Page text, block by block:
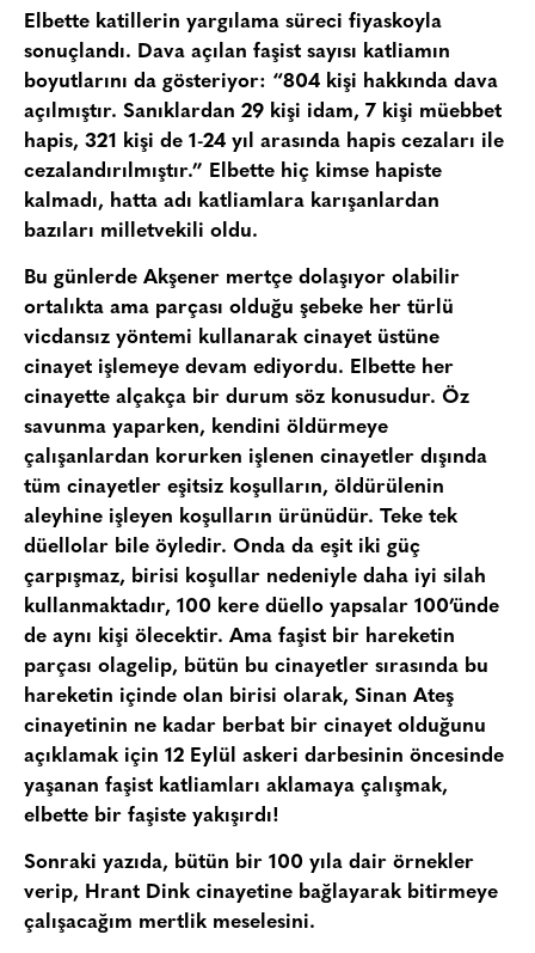
Elbette katillerin yargılama süreci fiyaskoyla
sonuçlandı. Dava açılan faşist sayısı katliamın
boyutlarını da gösteriyor: “804 kişi hakkında dava
açılmıştır. Sanıklardan 29 kişi idam, 7 kişi müebbet
hapis, 321 kişi de 1-24 yıl arasında hapis cezaları ile
cezalandırılmıştır.” Elbette hiç kimse hapiste
kalmadı, hatta adı katliamlara karışanlardan
bazıları milletvekili oldu.
Bu günlerde Akşener mertçe dolaşıyor olabilir
ortalıkta ama parçası olduğu şebeke her türlü
vicdansız yöntemi kullanarak cinayet üstüne
cinayet işlemeye devam ediyordu. Elbette her
cinayette alçakça bir durum söz konusudur. Öz
savunma yaparken, kendini öldürmeye
çalışanlardan korurken işlenen cinayetler dışında
tüm cinayetler eşitsiz koşulların, öldürülenin
aleyhine işleyen koşulların ürünüdür. Teke tek
düellolar bile öyledir. Onda da eşit iki güç
çarpışmaz, birisi koşullar nedeniyle daha iyi silah
kullanmaktadır, 100 kere düello yapsalar 100’ünde
de aynı kişi ölecektir. Ama faşist bir hareketin
parçası olagelip, bütün bu cinayetler sırasında bu
hareketin içinde olan birisi olarak, Sinan Ateş
cinayetinin ne kadar berbat bir cinayet olduğunu
açıklamak için 12 Eylül askeri darbesinin öncesinde
yaşanan faşist katliamları aklamaya çalışmak,
elbette bir faşiste yakışırdı!
Sonraki yazıda, bütün bir 100 yıla dair örnekler
verip, Hrant Dink cinayetine bağlayarak bitirmeye
çalışacağım mertlik meselesini.